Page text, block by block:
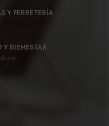
Y FERRETERÍA
Y BIENESTAR